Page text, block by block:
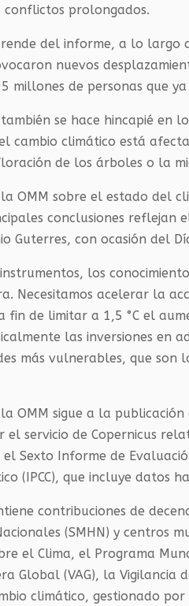
conflictos prolongados.
del informe, a lo largo
nuevos
millones de personas que
se hace hincapié en
cambio climático está
de los árboles o la
OMM sobre el estado del
conclusiones reflejan
Guterres, con ocasión del
los
Necesitamos acelerar la
fin de limitar a 1,5 °C el
las inversiones en
más vulnerables, que son
OMM sigue a la
el servicio de Copernicus
el Sexto Informe de
(IPCC), que incluye datos
contribuciones de
(SMHN) y centros
el Clima, el Programa
Global (VAG), la Vigilancia
climático, gestionado por